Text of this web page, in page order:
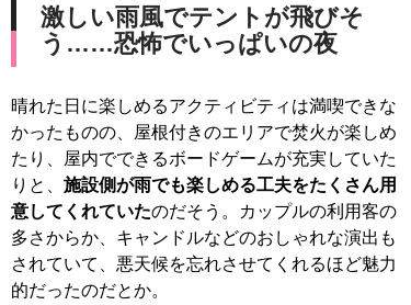
激しい雨風でテントが飛びそ
う……恐怖でいっぱいの夜
晴れた日に楽しめるアクティビティは満喫できな
かったものの、屋根付きのエリアで焚火が楽しめ
たり、屋内でできるボードゲームが充実していた
りと、 施設側が雨でも楽しめる工夫をたくさん用
意してくれていたのだそう。カップルの利用客の
多さからか、キャンドルなどのおしゃれな演出も
されていて、悪天候を忘れさせてくれるほど魅力
的だったのだとか。